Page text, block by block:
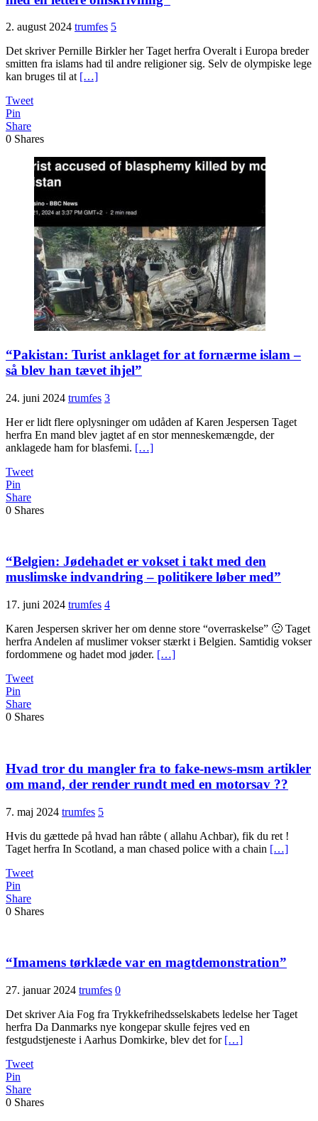
2. august 2024 trumfes 5
Det skriver Pernille Birkler her Taget herfra Overalt i Europa breder
smitten fra islams had til andre religioner sig. Selv de olympiske lege
kan bruges til at […]
Tweet
Pin
Share
0 Shares
“Pakistan: Turist anklaget for at fornærme islam –
så blev han tævet ihjel”
24. juni 2024 trumfes 3
Her er lidt flere oplysninger om udåden af Karen Jespersen Taget
herfra En mand blev jagtet af en stor menneskemængde, der
anklagede ham for blasfemi. […]
Tweet
Pin
Share
0 Shares
“Belgien: Jødehadet er vokset i takt med den
muslimske indvandring – politikere løber med”
17. juni 2024 trumfes 4
Karen Jespersen skriver her om denne store “overraskelse” 🙁 Taget
herfra Andelen af muslimer vokser stærkt i Belgien. Samtidig vokser
fordommene og hadet mod jøder. […]
Tweet
Pin
Share
0 Shares
Hvad tror du mangler fra to fake-news-msm artikler
om mand, der render rundt med en motorsav ??
7. maj 2024 trumfes 5
Hvis du gættede på hvad han råbte ( allahu Achbar), fik du ret !
Taget herfra In Scotland, a man chased police with a chain […]
Tweet
Pin
Share
0 Shares
“Imamens tørklæde var en magtdemonstration”
27. januar 2024 trumfes 0
Det skriver Aia Fog fra Trykkefrihedsselskabets ledelse her Taget
herfra Da Danmarks nye kongepar skulle fejres ved en
festgudstjeneste i Aarhus Domkirke, blev det for […]
Tweet
Pin
Share
0 Shares